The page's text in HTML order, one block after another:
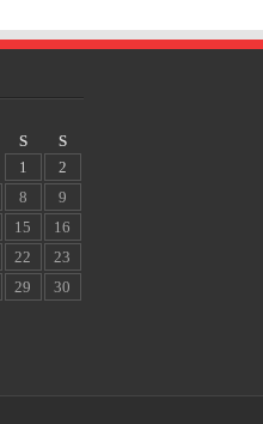
S
S
1
2
8
9
15
16
22
23
29
30